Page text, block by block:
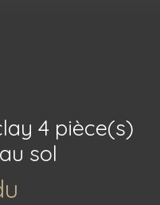
4 pièce(s)
sol